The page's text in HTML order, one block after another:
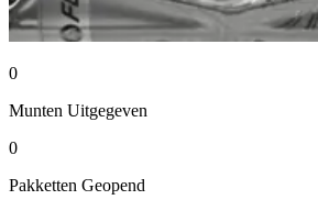
0
Munten Uitgegeven
0
Pakketten Geopend